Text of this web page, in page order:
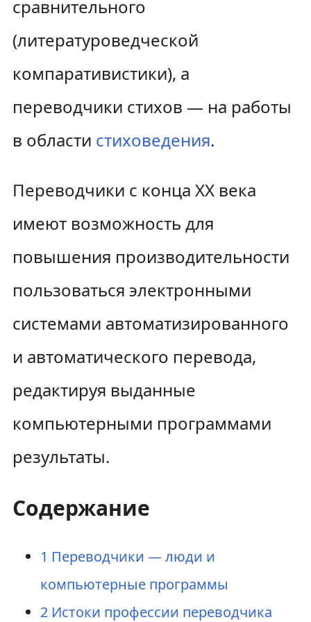
сравнительного
(литературоведческой
компаративистики), а
переводчики стихов — на работы
в области стиховедения.
Переводчики с конца XX века
имеют возможность для
повышения производительности
пользоваться электронными
системами автоматизированного
и автоматического перевода,
редактируя выданные
компьютерными программами
результаты.
Содержание
1 Переводчики — люди и
компьютерные программы
2 Истоки профессии переводчика